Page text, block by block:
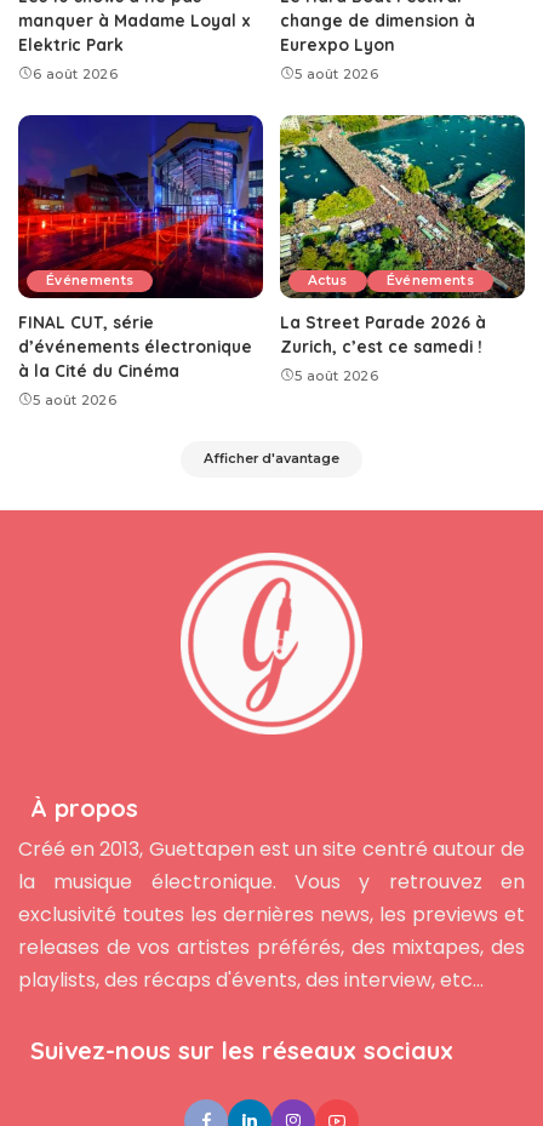
manquer à Madame Loyal x
Elektric Park
6 août 2026
change de dimension à
Eurexpo Lyon
5 août 2026
Événements
FINAL CUT, série
d’événements électronique
à la Cité du Cinéma
5 août 2026
Actus Événements
La Street Parade 2026 à
Zurich, c’est ce samedi !
5 août 2026
Afficher d'avantage
À propos
Créé en 2013, Guettapen est un site centré autour de
la musique électronique. Vous y retrouvez en
exclusivité toutes les dernières news, les previews et
releases de vos artistes préférés, des mixtapes, des
playlists, des récaps d'évents, des interview, etc...
Suivez-nous sur les réseaux sociaux